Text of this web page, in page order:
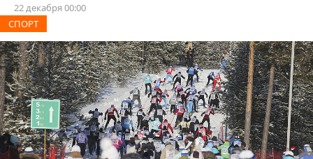
22 декабря 00:00
СПОРТ